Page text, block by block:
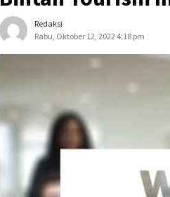
Redaksi
Rabu, Oktober 12, 2022 4:18 pm